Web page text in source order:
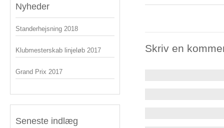
Nyheder
Standerhejsning 2018
Klubmesterskab linjeløb 2017
Grand Prix 2017
Seneste indlæg
Skriv en